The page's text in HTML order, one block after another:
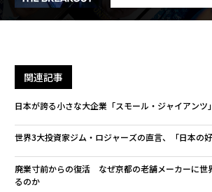
関連記事
日本が誇る小さな大企業「スモール・ジャイアンツ
世界3大投資家ジム・ロジャーズの直言、「日本の
廃業寸前からの復活 なぜ京都の老舗メーカーに世
るのか